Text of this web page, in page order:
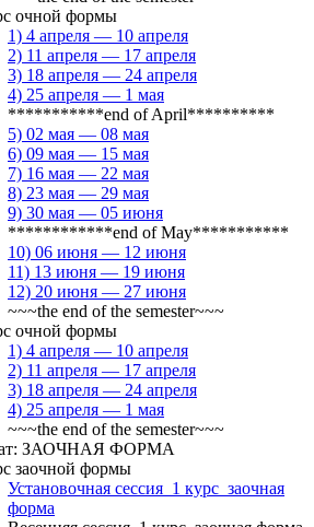
очной формы
1) 4 апреля — 10 апреля
2) 11 апреля — 17 апреля
3) 18 апреля — 24 апреля
4) 25 апреля — 1 мая
***********end of April**********
5) 02 мая — 08 мая
6) 09 мая — 15 мая
7) 16 мая — 22 мая
8) 23 мая — 29 мая
9) 30 мая — 05 июня
************end of May***********
10) 06 июня — 12 июня
11) 13 июня — 19 июня
12) 20 июня — 27 июня
~~~the end of the semester~~~
очной формы
1) 4 апреля — 10 апреля
2) 11 апреля — 17 апреля
3) 18 апреля — 24 апреля
4) 25 апреля — 1 мая
~~~the end of the semester~~~
ЗАОЧНАЯ ФОРМА
заочной формы
Установочная сессия_1 курс_заочная
форма